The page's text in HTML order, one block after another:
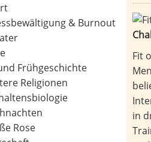
& Burnout
Frühgeschichte
Religionen
Rose
Fit
in